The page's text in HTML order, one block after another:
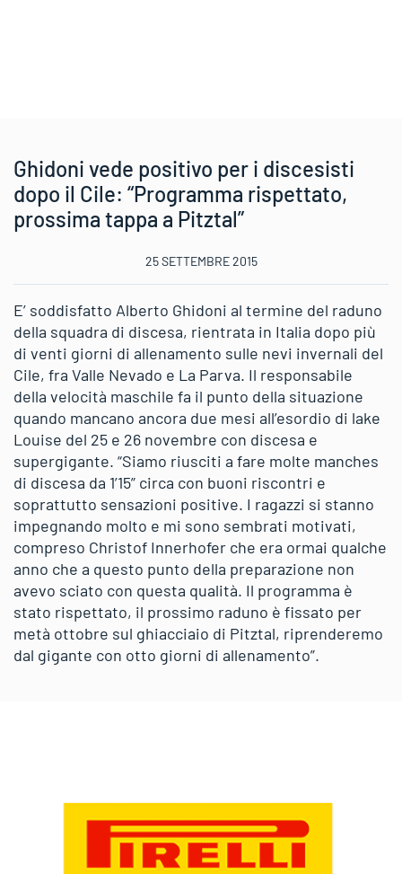
Ghidoni vede positivo per i discesisti
dopo il Cile: “Programma rispettato,
prossima tappa a Pitztal”
25 SETTEMBRE 2015
E’ soddisfatto Alberto Ghidoni al termine del raduno
della squadra di discesa, rientrata in Italia dopo più
di venti giorni di allenamento sulle nevi invernali del
Cile, fra Valle Nevado e La Parva. Il responsabile
della velocità maschile fa il punto della situazione
quando mancano ancora due mesi all’esordio di lake
Louise del 25 e 26 novembre con discesa e
supergigante. “Siamo riusciti a fare molte manches
di discesa da 1’15” circa con buoni riscontri e
soprattutto sensazioni positive. I ragazzi si stanno
impegnando molto e mi sono sembrati motivati,
compreso Christof Innerhofer che era ormai qualche
anno che a questo punto della preparazione non
avevo sciato con questa qualità. Il programma è
stato rispettato, il prossimo raduno è fissato per
metà ottobre sul ghiacciaio di Pitztal, riprenderemo
dal gigante con otto giorni di allenamento”.